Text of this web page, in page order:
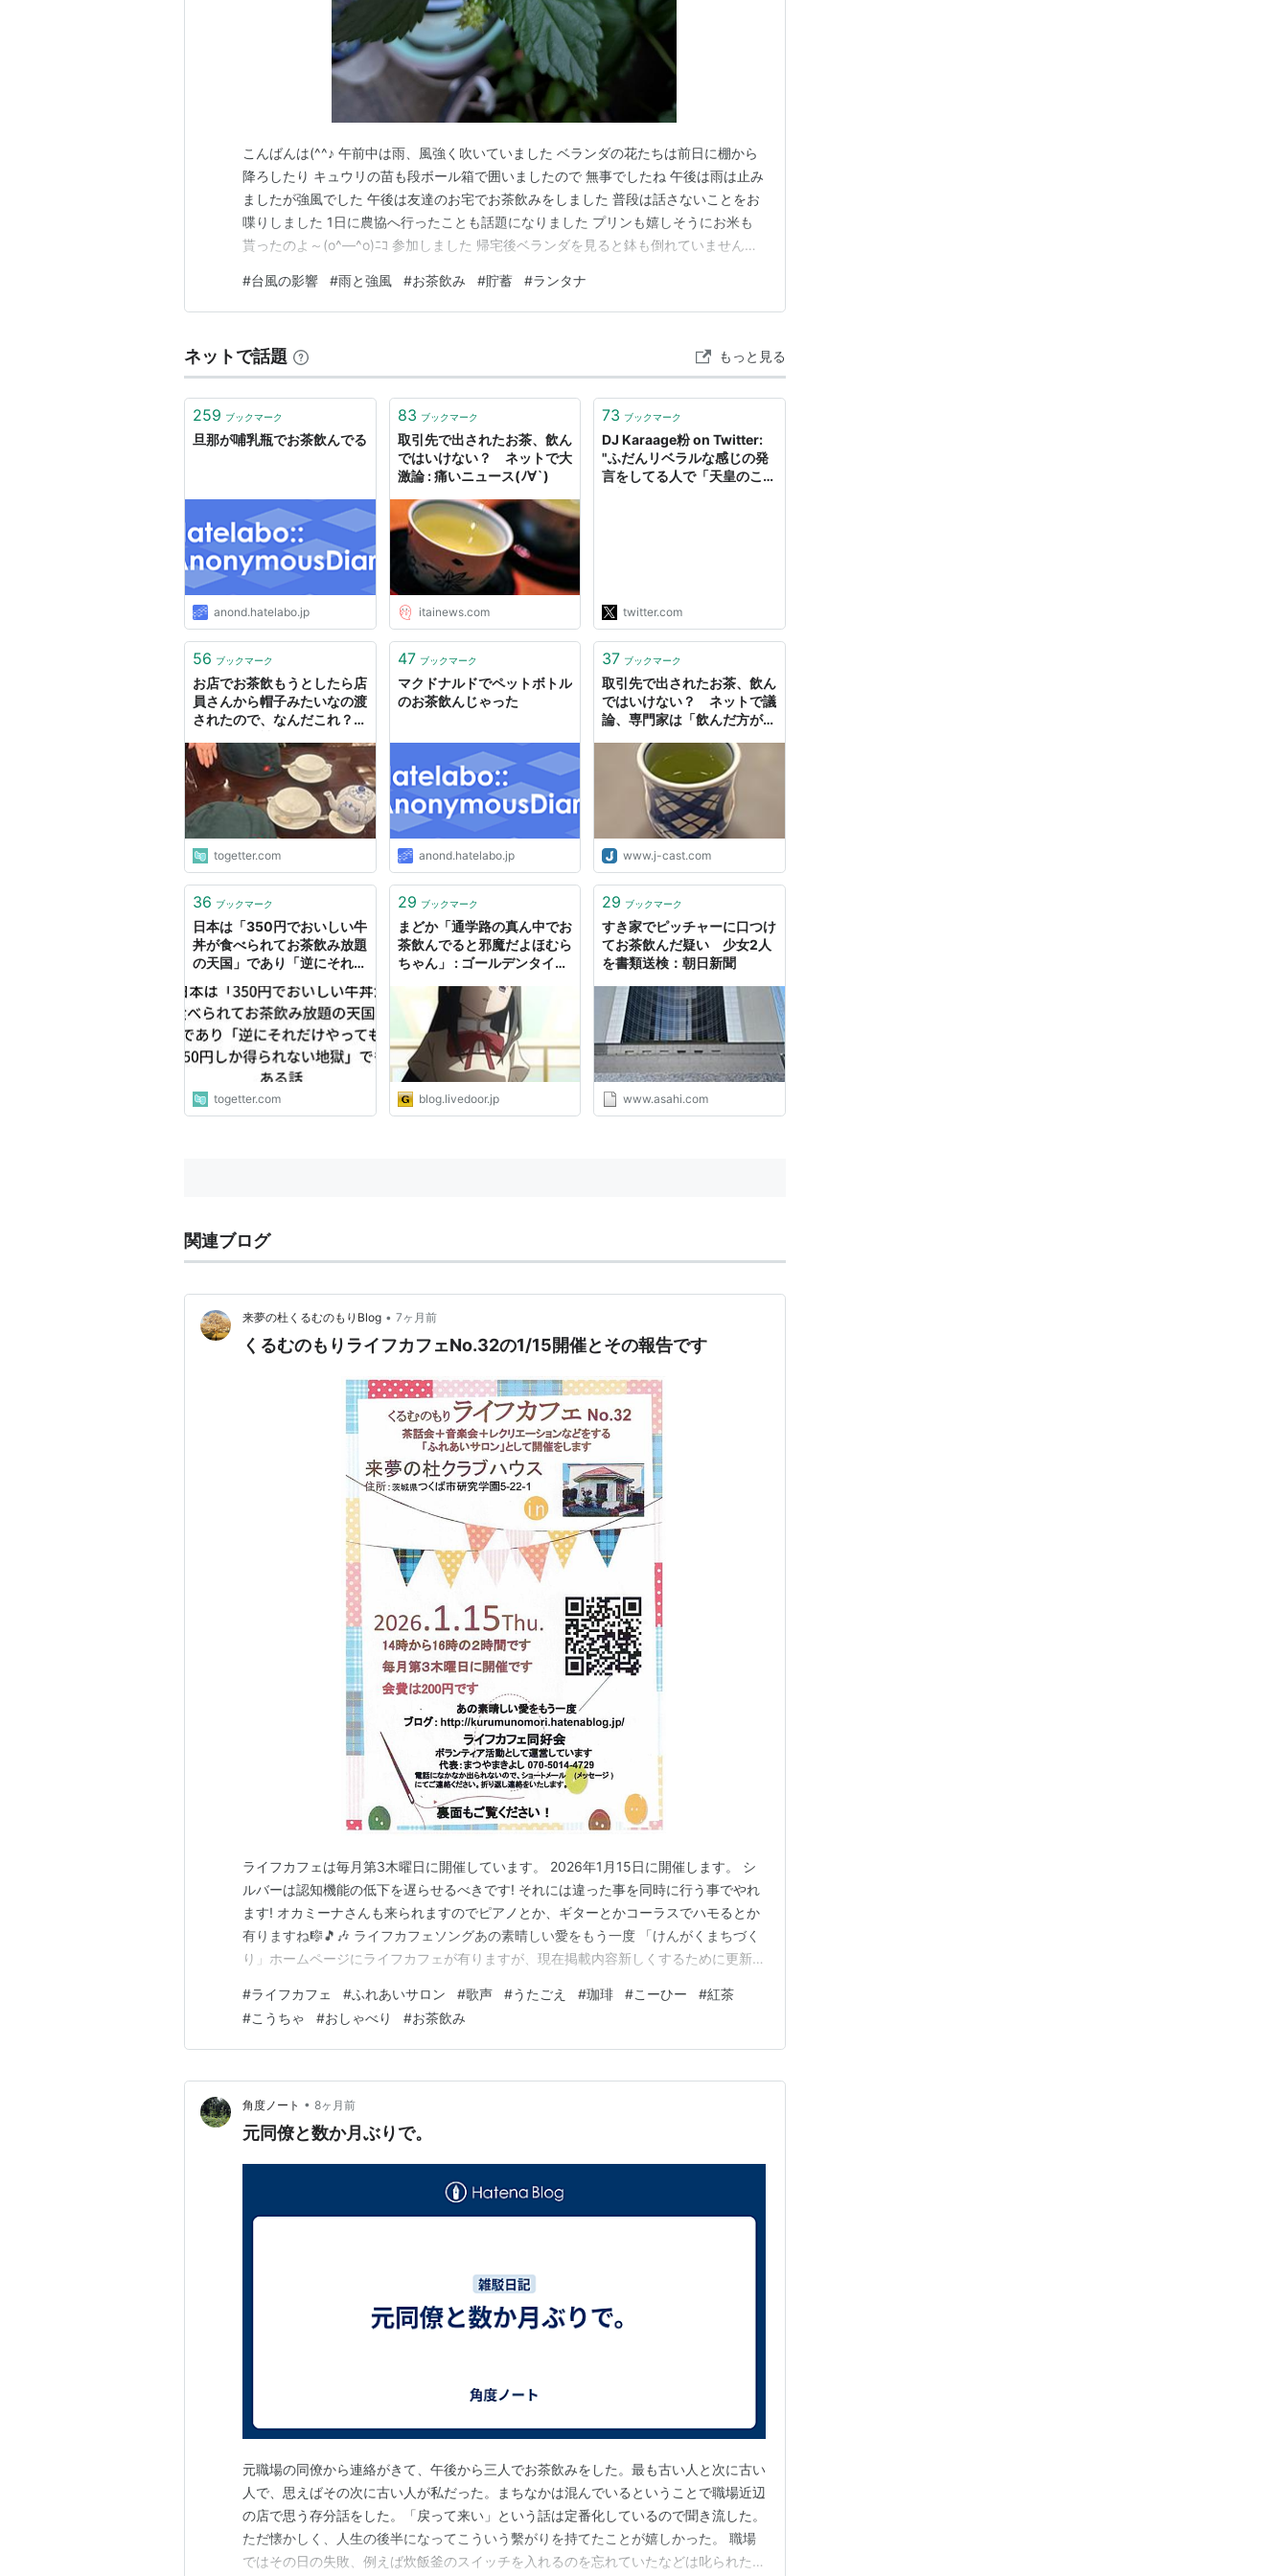
こんばんは(^^♪ 午前中は雨、風強く吹いていました ベランダの花たちは前日に棚から
降ろしたり キュウリの苗も段ボール箱で囲いましたので 無事でしたね 午後は雨は止み
ましたが強風でした 午後は友達のお宅でお茶飲みをしました 普段は話さないことをお
喋りしました 1日に農協へ行ったことも話題になりました プリンも嬉しそうにお米も
貰ったのよ～(o^―^o)ﾆｺ 参加しました 帰宅後ベランダを見ると鉢も倒れていませんで
(;^_^A 明日は生協とスイミングです 皆様の応援クリックお願いいたしますm(__)m ラン
キング参加中…
#台風の影響 #雨と強風 #お茶飲み #貯蓄 #ランタナ
ネットで話題 もっと見る
259 ブックマーク
旦那が哺乳瓶でお茶飲んでる
anond.hatelabo.jp
83 ブックマーク
取引先で出されたお茶、飲ん
ではいけない？ ネットで大
激論 : 痛いニュース(ﾉ∀`)
itainews.com
73 ブックマーク
DJ Karaage粉 on Twitter:
"ふだんリベラルな感じの発
言をしてる人で「天皇のこと
お茶飲まないといけない天皇
は大変だな」的なことを書い
てて流石！ってなってる"
twitter.com
56 ブックマーク
お店でお茶飲もうとしたら店
員さんから帽子みたいなの渡
されたので、なんだこれ？と
『ポットにです…！』って説
明された
togetter.com
47 ブックマーク
マクドナルドでペットボトル
のお茶飲んじゃった
anond.hatelabo.jp
37 ブックマーク
取引先で出されたお茶、飲ん
ではいけない？ ネットで議
論、専門家は「飲んだ方が良
www.j-cast.com
36 ブックマーク
日本は「350円でおいしい牛
丼が食べられてお茶飲み放題
の天国」であり「逆にそれだ
ない地獄」でもある話
togetter.com
29 ブックマーク
まどか「通学路の真ん中でお
茶飲んでると邪魔だよほむら
ちゃん」 : ゴールデンタイム
blog.livedoor.jp
29 ブックマーク
すき家でピッチャーに口つけ
てお茶飲んだ疑い 少女2人
を書類送検：朝日新聞
www.asahi.com
関連ブログ
来夢の杜くるむのもりBlog • 7ヶ月前
くるむのもりライフカフェNo.32の1/15開催とその報告です
ライフカフェは毎月第3木曜日に開催しています。 2026年1月15日に開催します。 シ
ルバーは認知機能の低下を遅らせるべきです! それには違った事を同時に行う事でやれ
ます! オカミーナさんも来られますのでピアノとか、ギターとかコーラスでハモるとか
有りますね🎼🎵🎶 ライフカフェソングあの素晴しい愛をもう一度 「けんがくまちづく
り」ホームページにライフカフェが有りますが、現在掲載内容新しくするために更新作
フェ1/15報告＞ クラブハウスに当初から有るテレビが壊れていました。修理できれば
と思ったのですが、この「来夢の…
#ライフカフェ #ふれあいサロン #歌声 #うたごえ #珈琲 #こーひー #紅茶
#こうちゃ #おしゃべり #お茶飲み
角度ノート • 8ヶ月前
元同僚と数か月ぶりで。
元職場の同僚から連絡がきて、午後から三人でお茶飲みをした。最も古い人と次に古い
人で、思えばその次に古い人が私だった。まちなかは混んでいるということで職場近辺
の店で思う存分話をした。「戻って来い」という話は定番化しているので聞き流した。
ただ懐かしく、人生の後半になってこういう繫がりを持てたことが嬉しかった。 職場
ではその日の失敗、例えば炊飯釜のスイッチを入れるのを忘れていたなどは叱られたに